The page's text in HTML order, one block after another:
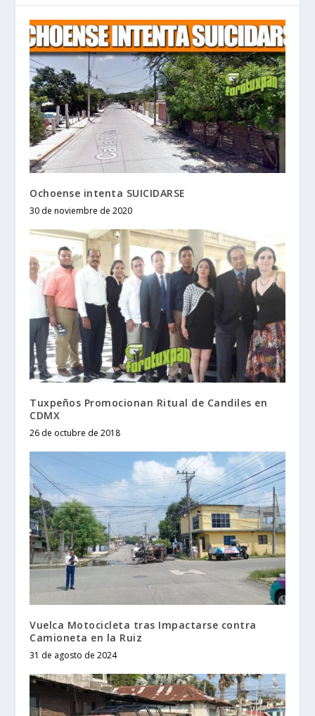
Ochoense intenta SUICIDARSE
30 de noviembre de 2020
Tuxpeños Promocionan Ritual de Candiles en
CDMX
26 de octubre de 2018
Vuelca Motocicleta tras Impactarse contra
Camioneta en la Ruiz
31 de agosto de 2024